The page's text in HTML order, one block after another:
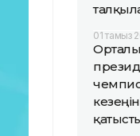
01 тамыз